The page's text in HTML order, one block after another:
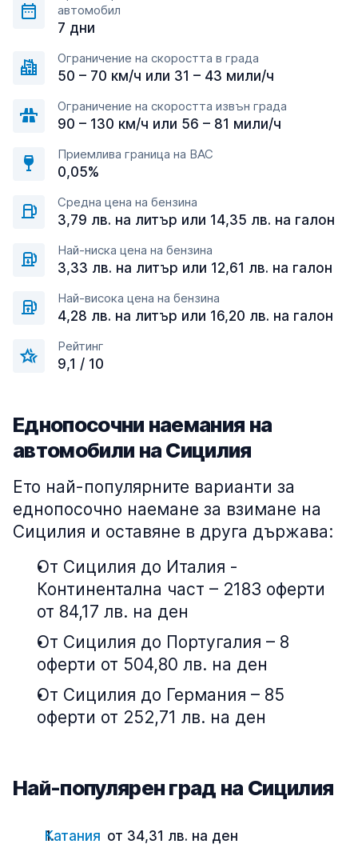
автомобил
7 дни
Ограничение на скоростта в града
50 – 70 км/ч или 31 – 43 мили/ч
Ограничение на скоростта извън града
90 – 130 км/ч или 56 – 81 мили/ч
Приемлива граница на BAC
0,05%
Средна цена на бензина
3,79 лв. на литър или 14,35 лв. на галон
Най-ниска цена на бензина
3,33 лв. на литър или 12,61 лв. на галон
Най-висока цена на бензина
4,28 лв. на литър или 16,20 лв. на галон
Рейтинг
9,1 / 10
Еднопосочни наемания на
автомобили на Сицилия
Ето най-популярните варианти за
еднопосочно наемане за взимане на
Сицилия и оставяне в друга държава:
От Сицилия до Италия -
Континентална част – 2183 оферти
от 84,17 лв. на ден
От Сицилия до Португалия – 8
оферти от 504,80 лв. на ден
От Сицилия до Германия – 85
оферти от 252,71 лв. на ден
Най-популярен град на Сицилия
Катания от 34,31 лв. на ден